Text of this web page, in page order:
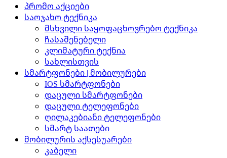
პრომო აქციები
საოჯახო ტექნიკა
მსხვილი საყოფაცხოვრებო ტექნიკა
ჩასაშენებელი
კლიმატური ტექნია
სახლისთვის
სმარტფონები | მობილურები
IOS სმარტფონები
დაცული სმარტფონები
დაცული ტელეფონები
ღილაკებიანი ტელეფონები
სმარტ საათები
მობილურის აქსესუარები
კაბელი